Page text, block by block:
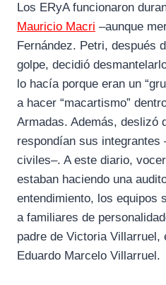
Los ERyA funcionaron
Mauricio Macri –aunque
Fernández. Petri, después
golpe, decidió
lo hacía porque eran un
a hacer “macartismo”
Armadas. Además, deslizó
respondían sus integrantes
civiles–. A este diario,
estaban haciendo una
entendimiento, los equipos
a familiares de
padre de Victoria Villarruel,
Eduardo Marcelo Villarruel.